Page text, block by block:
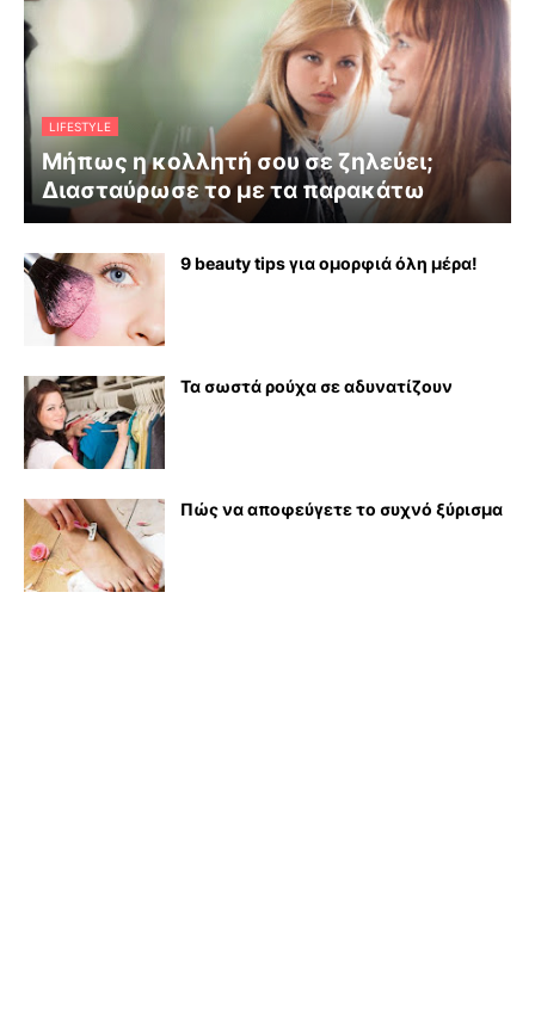
LIFESTYLE
Μήπως η κολλητή σου σε ζηλεύει;
Διασταύρωσε το με τα παρακάτω
9 beauty tips για ομορφιά όλη μέρα!
Τα σωστά ρούχα σε αδυνατίζουν
Πώς να αποφεύγετε το συχνό ξύρισμα